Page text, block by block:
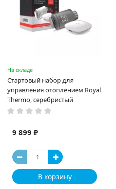
На складе
Стартовый набор для
управления отоплением Royal
Thermo, серебристый
9 899 ₽
В корзину